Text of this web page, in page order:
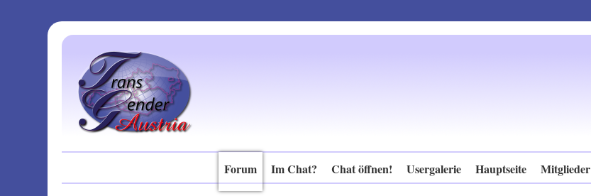
Forum Im Chat? Chat öffnen! Usergalerie Hauptseite Mitglieder